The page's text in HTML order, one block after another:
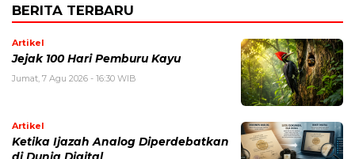
BERITA TERBARU
Artikel
Jejak 100 Hari Pemburu Kayu
Jumat, 7 Agu 2026 - 16:30 WIB
Artikel
Ketika Ijazah Analog Diperdebatkan